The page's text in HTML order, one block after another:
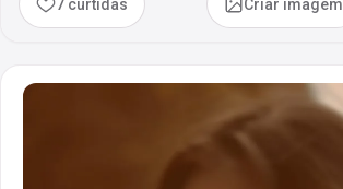
7 curtidas Criar imagem